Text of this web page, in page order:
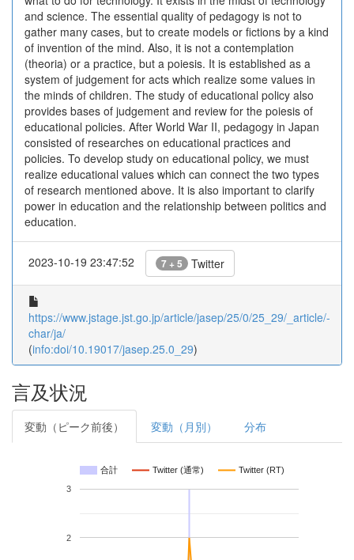
and science. The essential quality of pedagogy is not to
gather many cases, but to create models or fictions by a kind
of invention of the mind. Also, it is not a contemplation
(theoria) or a practice, but a poiesis. It is established as a
system of judgement for acts which realize some values in
the minds of children. The study of educational policy also
provides bases of judgement and review for the poiesis of
educational policies. After World War II, pedagogy in Japan
consisted of researches on educational practices and
policies. To develop study on educational policy, we must
realize educational values which can connect the two types
of research mentioned above. It is also important to clarify
power in education and the relationship between politics and
education.
2023-10-19 23:47:52 7 + 5 Twitter
https://www.jstage.jst.go.jp/article/jasep/25/0/25_29/_article/-
char/ja/
(info:doi/10.19017/jasep.25.0_29)
言及状況
変動（ピーク前後） 変動（月別） 分布
合計 Twitter (通常) Twitter (RT)
2
3